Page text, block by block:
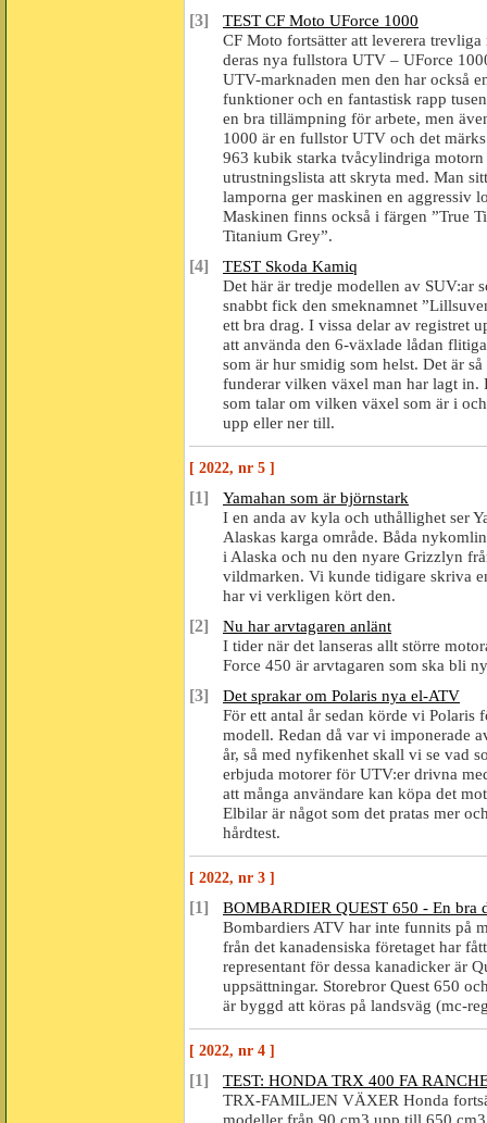
[3]
TEST CF Moto UForce 1000
CF Moto fortsätter att leverera
deras nya fullstora UTV – UForce
UTV-marknaden men den har också
funktioner och en fantastisk rapp
en bra tillämpning för arbete, men
1000 är en fullstor UTV och det
963 kubik starka tvåcylindriga
utrustningslista att skryta med. Man
lamporna ger maskinen en aggressiv
Maskinen finns också i färgen ”True
Titanium Grey”.
[4]
TEST Skoda Kamiq
Det här är tredje modellen av SUV:ar
snabbt fick den smeknamnet
ett bra drag. I vissa delar av registret
att använda den 6-växlade lådan
som är hur smidig som helst. Det är
funderar vilken växel man har lagt in.
som talar om vilken växel som är i
upp eller ner till.
[ 2022, nr 5 ]
[1]
Yamahan som är björnstark
I en anda av kyla och uthållighet ser
Alaskas karga område. Båda
i Alaska och nu den nyare Grizzlyn
vildmarken. Vi kunde tidigare skriva
har vi verkligen kört den.
[2]
Nu har arvtagaren anlänt
I tider när det lanseras allt större
Force 450 är arvtagaren som ska bli
[3]
Det sprakar om Polaris nya el-ATV
För ett antal år sedan körde vi
modell. Redan då var vi imponerade
år, så med nyfikenhet skall vi se vad
erbjuda motorer för UTV:er drivna
att många användare kan köpa det
Elbilar är något som det pratas mer
hårdtest.
[ 2022, nr 3 ]
[1]
BOMBARDIER QUEST 650 - En bra
Bombardiers ATV har inte funnits på
från det kanadensiska företaget har
representant för dessa kanadicker är
uppsättningar. Storebror Quest 650
är byggd att köras på landsväg (mc-
[ 2022, nr 4 ]
[1]
TEST: HONDA TRX 400 FA
TRX-FAMILJEN VÄXER Honda
modeller från 90 cm3 upp till 650